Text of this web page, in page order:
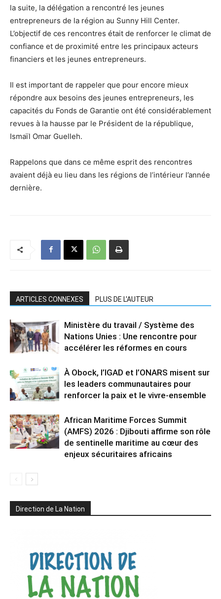
la suite, la délégation a rencontré les jeunes
entrepreneurs de la région au Sunny Hill Center.
L’objectif de ces rencontres était de renforcer le climat de
confiance et de proximité entre les principaux acteurs
financiers et les jeunes entrepreneurs.
Il est important de rappeler que pour encore mieux
répondre aux besoins des jeunes entrepreneurs, les
capacités du Fonds de Garantie ont été considérablement
revues à la hausse par le Président de la république,
Ismaïl Omar Guelleh.
Rappelons que dans ce même esprit des rencontres
avaient déjà eu lieu dans les régions de l’intérieur l’année
dernière.
ARTICLES CONNEXES PLUS DE L'AUTEUR
Ministère du travail / Système des
Nations Unies : Une rencontre pour
accélérer les réformes en cours
À Obock, l’IGAD et l’ONARS misent sur
les leaders communautaires pour
renforcer la paix et le vivre-ensemble
African Maritime Forces Summit
(AMFS) 2026 : Djibouti affirme son rôle
de sentinelle maritime au cœur des
enjeux sécuritaires africains
Direction de La Nation